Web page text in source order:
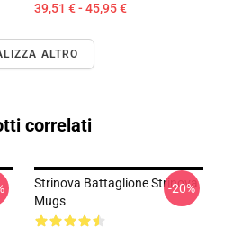
39,51 € - 45,95 €
ALTRO
correlati
Strinova Battaglione Strinova
Mugs
-20%